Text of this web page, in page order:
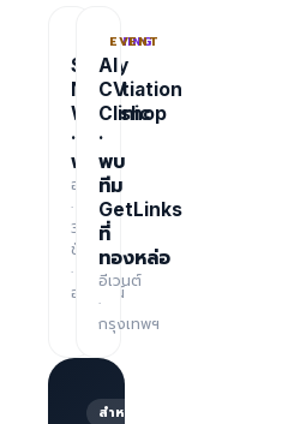
TRAINING
Salary
Negotiation
Workshop
·
ฟรี
อบรม
·
3
ชั่วโมง
·
ออนไลน์
EVENT
AI
CV
Clinic
·
พบ
ทีม
GetLinks
ที่
ทองหล่อ
อีเวนต์
·
กรุงเทพฯ
สำหรับนายจ้าง